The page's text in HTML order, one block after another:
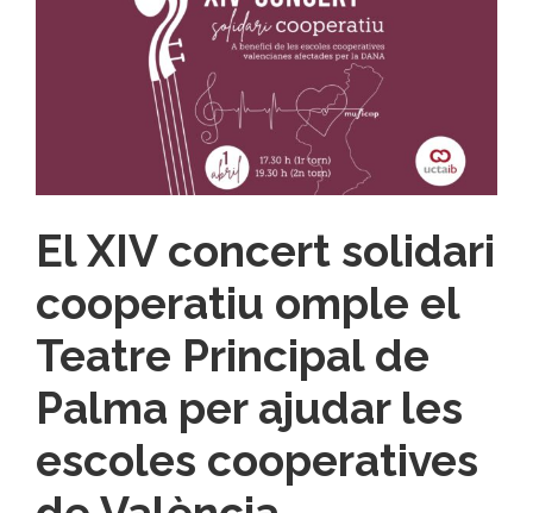
El XIV concert solidari
cooperatiu omple el
Teatre Principal de
Palma per ajudar les
escoles cooperatives